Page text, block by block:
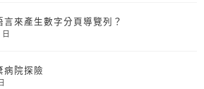
來產生數字分頁導覽列？
病院探險